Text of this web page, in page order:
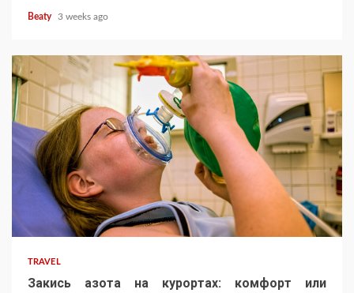
Beaty 3 weeks ago
TRAVEL
Закись азота на курортах: комфорт или